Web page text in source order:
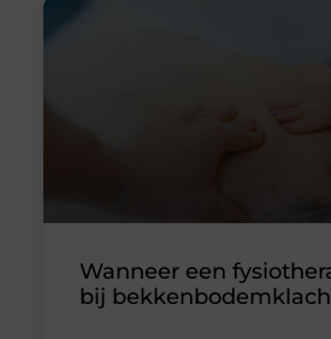
Wanneer een
bij